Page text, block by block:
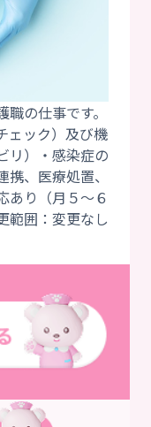
の仕事です。
ェック）及び機
リ）・感染症の
、医療処置、
あり（月５～６